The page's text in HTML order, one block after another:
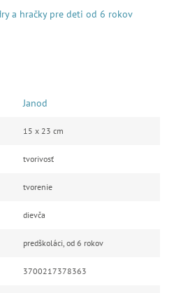
a hračky pre deti od 6 rokov
Janod
15 x 23 cm
tvorivosť
tvorenie
dievča
predškoláci, od 6 rokov
3700217378363